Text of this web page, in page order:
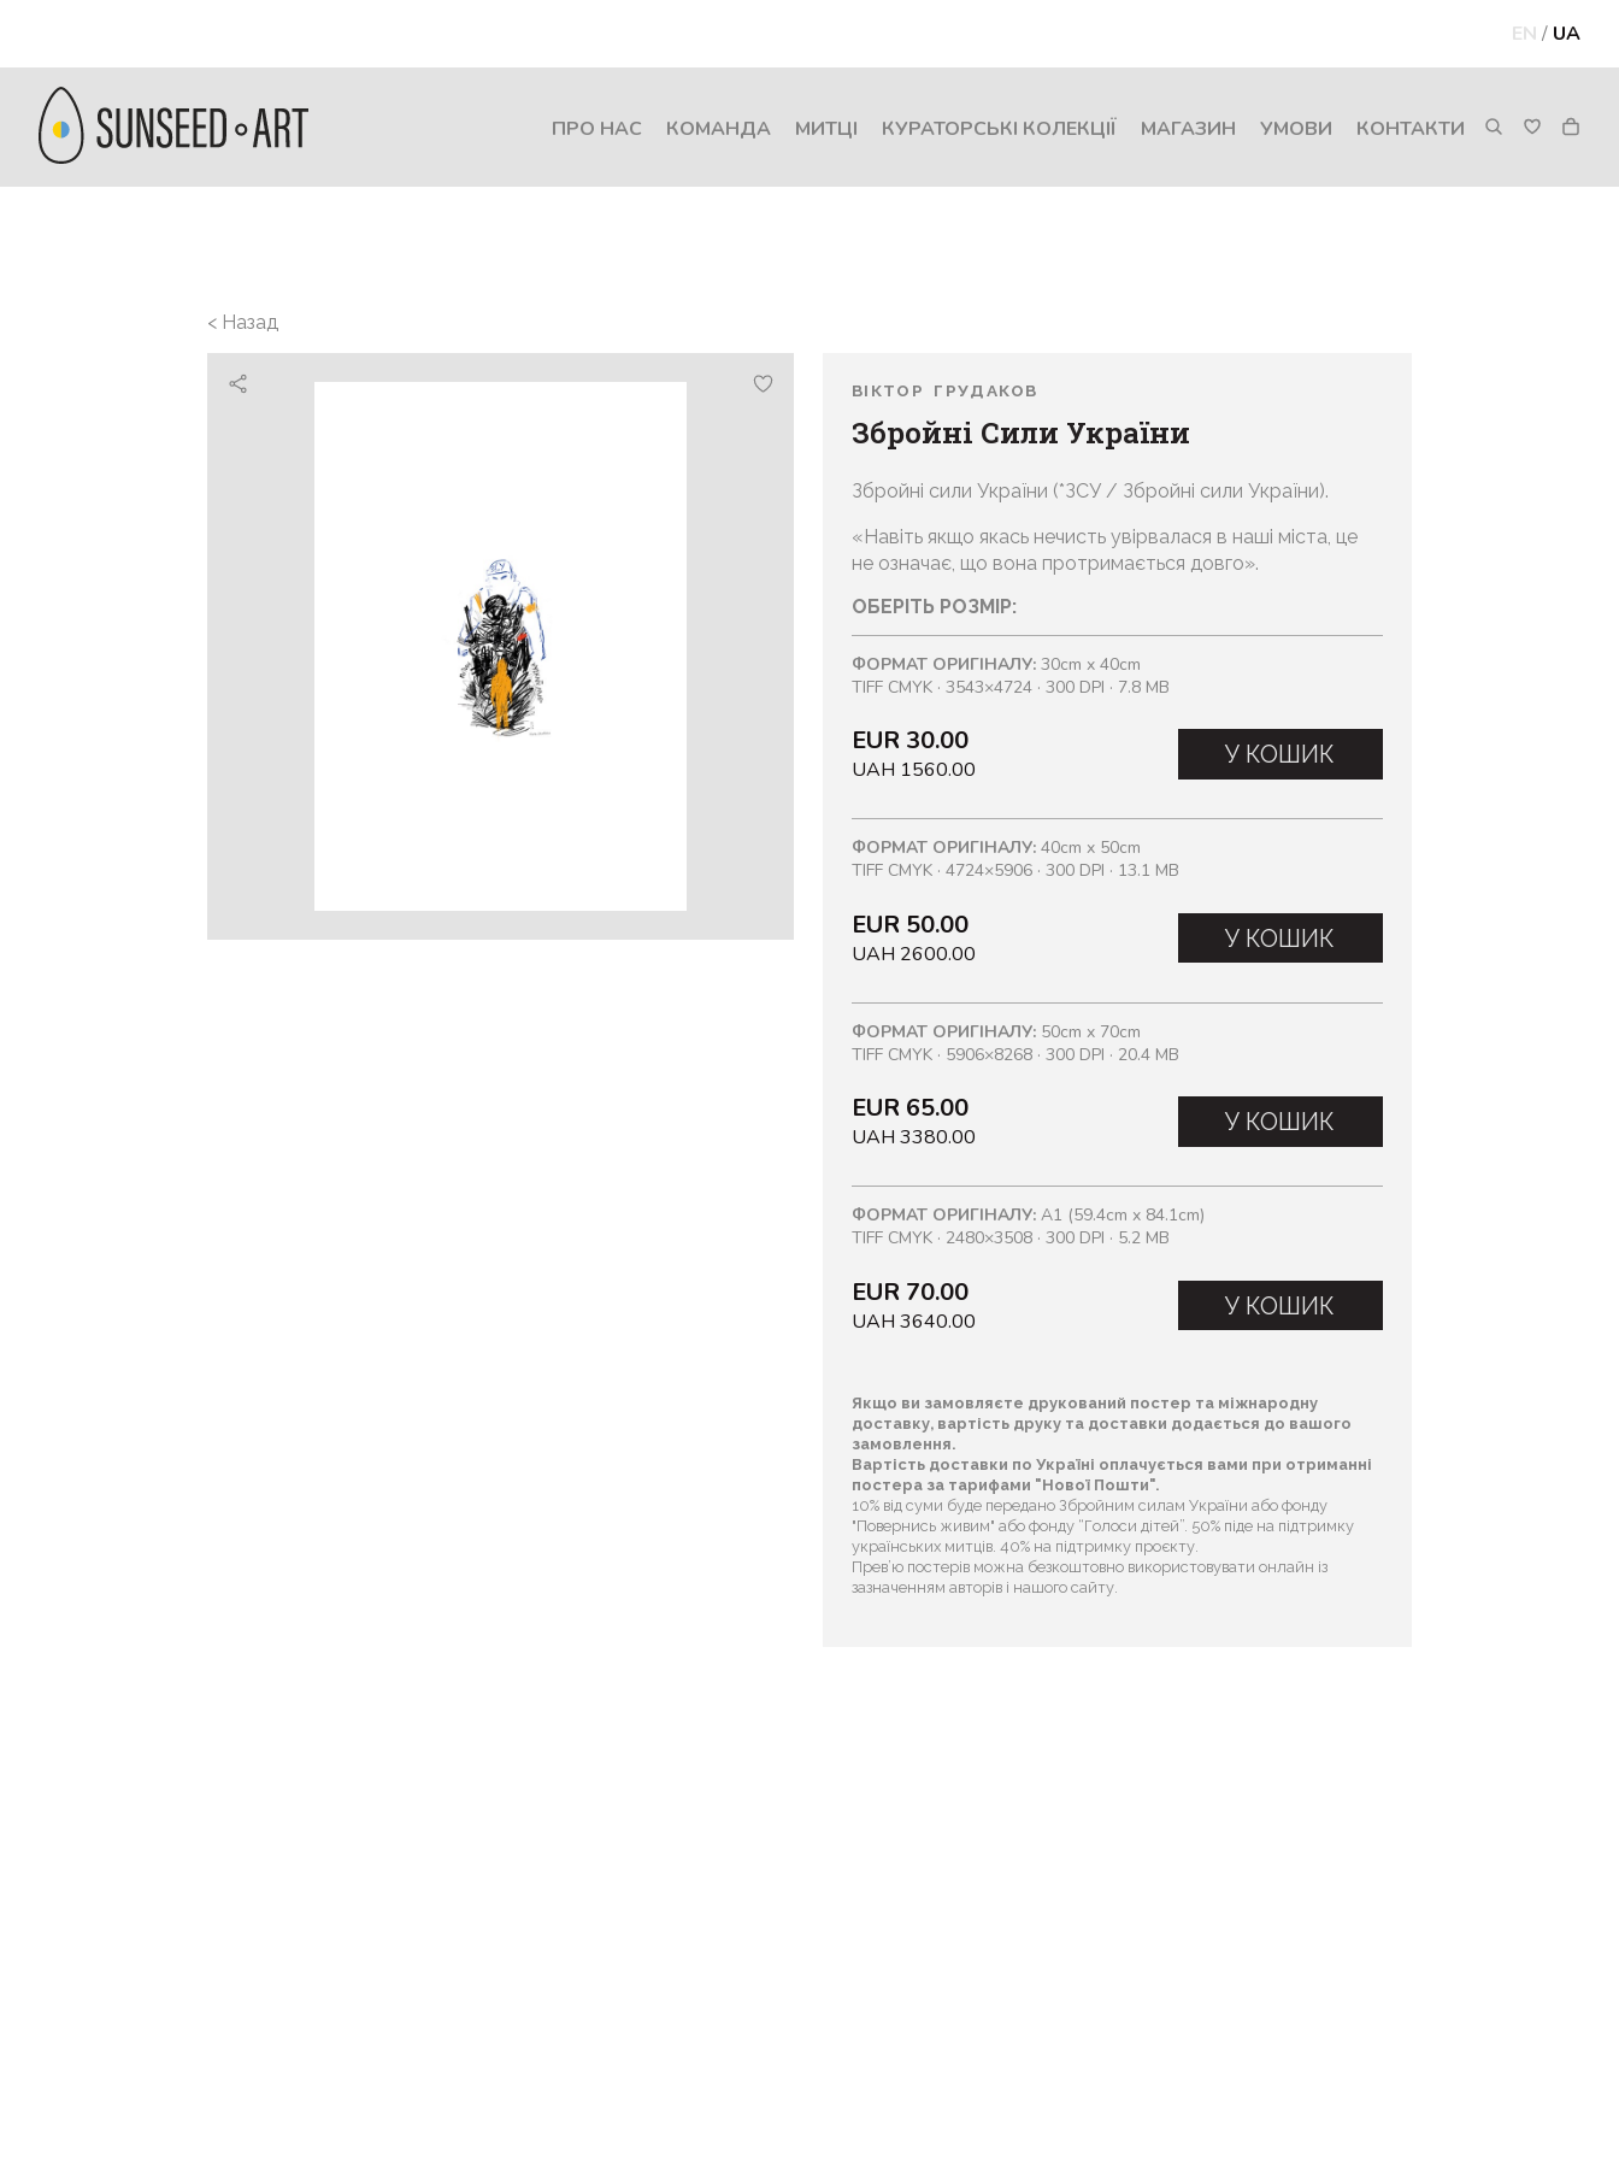
EN / UA
ПРО НАС КОМАНДА МИТЦІ КУРАТОРСЬКІ КОЛЕКЦІЇ МАГАЗИН УМОВИ КОНТАКТИ
< Назад
ВІКТОР ГРУДАКОВ
Збройні Сили України
Збройні сили України (*ЗСУ / Збройні сили України).
«Навіть якщо якась нечисть увірвалася в наші міста, це
не означає, що вона протримається довго».
ОБЕРІТЬ РОЗМІР:
ФОРМАТ ОРИГІНАЛУ:30cm x 40cm
TIFF CMYK · 3543×4724 · 300 DPI · 7.8 MB
EUR 30.00
UAH 1560.00
У КОШИК
ФОРМАТ ОРИГІНАЛУ:40cm x 50cm
TIFF CMYK · 4724×5906 · 300 DPI · 13.1 MB
EUR 50.00
UAH 2600.00
У КОШИК
ФОРМАТ ОРИГІНАЛУ:50cm x 70cm
TIFF CMYK · 5906×8268 · 300 DPI · 20.4 MB
EUR 65.00
UAH 3380.00
У КОШИК
ФОРМАТ ОРИГІНАЛУ:A1 (59.4cm x 84.1cm)
TIFF CMYK · 2480×3508 · 300 DPI · 5.2 MB
EUR 70.00
UAH 3640.00
У КОШИК
Якщо ви замовляєте друкований постер та міжнародну
доставку, вартість друку та доставки додається до вашого
замовлення.
Вартість доставки по Україні оплачується вами при отриманні
постера за тарифами "Нової Пошти".
10% від суми буде передано Збройним силам України або фонду
"Повернись живим" або фонду “Голоси дітей”. 50% піде на підтримку
українських митців. 40% на підтримку проєкту.
Прев’ю постерів можна безкоштовно використовувати онлайн із
зазначенням авторів і нашого сайту.